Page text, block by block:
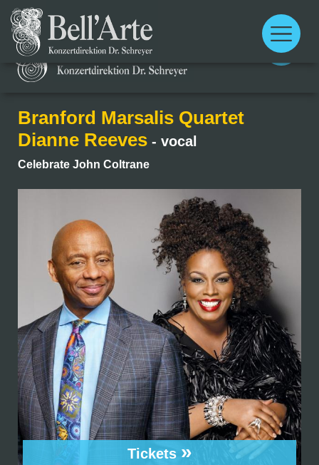
Main
menu
Main
menu
Branford Marsalis Quartet
Dianne Reeves - vocal
Celebrate John Coltrane
Tickets »